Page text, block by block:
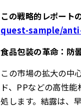
この戦略的レポート
quest-sample/
食品包装の革命：防
この市場の拡大の中
ド、PPなどの高性
処します。結露は、